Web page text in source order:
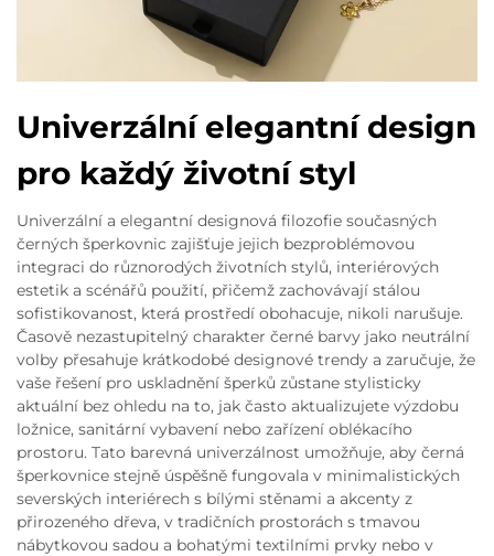
Univerzální elegantní design
pro každý životní styl
Univerzální a elegantní designová filozofie současných
černých šperkovnic zajišťuje jejich bezproblémovou
integraci do různorodých životních stylů, interiérových
estetik a scénářů použití, přičemž zachovávají stálou
sofistikovanost, která prostředí obohacuje, nikoli narušuje.
Časově nezastupitelný charakter černé barvy jako neutrální
volby přesahuje krátkodobé designové trendy a zaručuje, že
vaše řešení pro uskladnění šperků zůstane stylisticky
aktuální bez ohledu na to, jak často aktualizujete výzdobu
ložnice, sanitární vybavení nebo zařízení oblékacího
prostoru. Tato barevná univerzálnost umožňuje, aby černá
šperkovnice stejně úspěšně fungovala v minimalistických
severských interiérech s bílými stěnami a akcenty z
přirozeného dřeva, v tradičních prostorách s tmavou
nábytkovou sadou a bohatými textilními prvky nebo v